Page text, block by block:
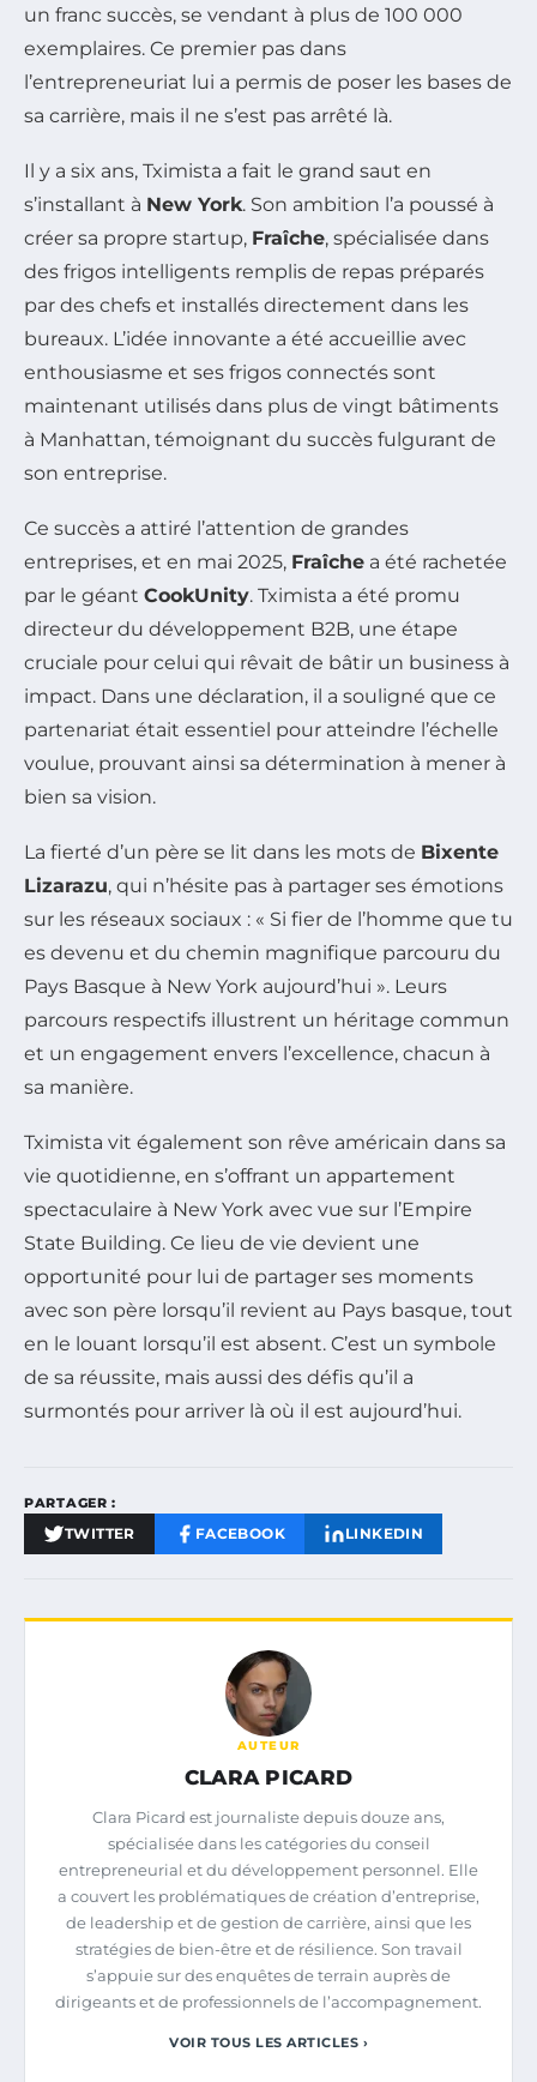
un franc succès, se vendant à plus de 100 000
exemplaires. Ce premier pas dans
l’entrepreneuriat lui a permis de poser les bases de
sa carrière, mais il ne s’est pas arrêté là.
Il y a six ans, Tximista a fait le grand saut en
s’installant à New York. Son ambition l’a poussé à
créer sa propre startup, Fraîche, spécialisée dans
des frigos intelligents remplis de repas préparés
par des chefs et installés directement dans les
bureaux. L’idée innovante a été accueillie avec
enthousiasme et ses frigos connectés sont
maintenant utilisés dans plus de vingt bâtiments
à Manhattan, témoignant du succès fulgurant de
son entreprise.
Ce succès a attiré l’attention de grandes
entreprises, et en mai 2025, Fraîche a été rachetée
par le géant CookUnity. Tximista a été promu
directeur du développement B2B, une étape
cruciale pour celui qui rêvait de bâtir un business à
impact. Dans une déclaration, il a souligné que ce
partenariat était essentiel pour atteindre l’échelle
voulue, prouvant ainsi sa détermination à mener à
bien sa vision.
La fierté d’un père se lit dans les mots de Bixente
Lizarazu, qui n’hésite pas à partager ses émotions
sur les réseaux sociaux : « Si fier de l’homme que tu
es devenu et du chemin magnifique parcouru du
Pays Basque à New York aujourd’hui ». Leurs
parcours respectifs illustrent un héritage commun
et un engagement envers l’excellence, chacun à
sa manière.
Tximista vit également son rêve américain dans sa
vie quotidienne, en s’offrant un appartement
spectaculaire à New York avec vue sur l’Empire
State Building. Ce lieu de vie devient une
opportunité pour lui de partager ses moments
avec son père lorsqu’il revient au Pays basque, tout
en le louant lorsqu’il est absent. C’est un symbole
de sa réussite, mais aussi des défis qu’il a
surmontés pour arriver là où il est aujourd’hui.
PARTAGER :
TWITTER FACEBOOK LINKEDIN
AUTEUR
CLARA PICARD
Clara Picard est journaliste depuis douze ans,
spécialisée dans les catégories du conseil
entrepreneurial et du développement personnel. Elle
a couvert les problématiques de création d’entreprise,
de leadership et de gestion de carrière, ainsi que les
stratégies de bien-être et de résilience. Son travail
s’appuie sur des enquêtes de terrain auprès de
dirigeants et de professionnels de l’accompagnement.
VOIR TOUS LES ARTICLES ›